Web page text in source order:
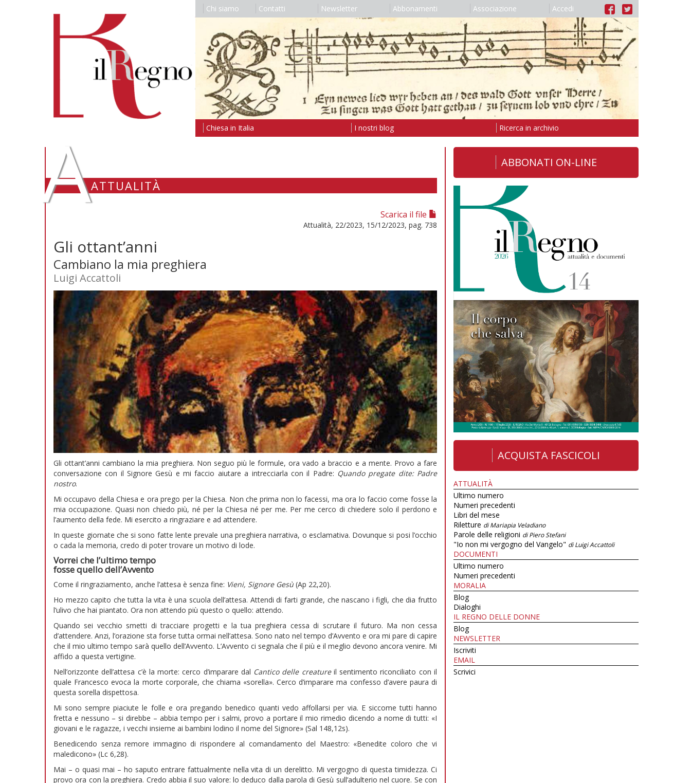
Chi siamo Contatti Newsletter Abbonamenti Associazione Accedi
Chiesa in Italia I nostri blog Ricerca in archivio
AATTUALITÀ
Scarica il file
Attualità, 22/2023, 15/12/2023, pag. 738
Gli ottant’anni
Cambiano la mia preghiera
Luigi Accattoli
Gli ottant’anni cambiano la mia preghiera. Non seguo più le formule, ora vado a braccio e a mente. Provo a fare
conversazione con il Signore Gesù e mi faccio aiutare a intrecciarla con il Padre: Quando pregate dite: Padre
nostro.
Mi occupavo della Chiesa e ora prego per la Chiesa. Non che prima non lo facessi, ma ora lo faccio come fosse la
mia occupazione. Quasi non chiedo più, né per la Chiesa né per me. Per me cerco di chiedere solo il perdono e
l’aumento della fede. Mi esercito a ringraziare e ad attendere.
In queste giornate che si sono fatte lente prevale una preghiera narrativa, o esclamativa. Dovunque si posi l’occhio
o cada la memoria, credo di poter trovare un motivo di lode.
Vorrei che l’ultimo tempo
fosse quello dell’Avvento
Come il ringraziamento, anche l’attesa è senza fine: Vieni, Signore Gesù (Ap 22,20).
Ho mezzo capito che tutta la vita è una scuola dell’attesa. Attendi di farti grande, che nascano i figli, che dia frutto
l’ulivo che hai piantato. Ora non attendo più questo o quello: attendo.
Quando sei vecchio smetti di tracciare progetti e la tua preghiera cessa di scrutare il futuro. Ma non cessa
d’attendere. Anzi, l’orazione sta forse tutta ormai nell’attesa. Sono nato nel tempo d’Avvento e ora mi pare di capire
che il mio ultimo tempo sarà quello dell’Avvento. L’Avvento ci segnala che il più e il meglio devono ancora venire. Mi
affido a questa vertigine.
Nell’orizzonte dell’attesa c’è la morte: cerco d’imparare dal Cantico delle creatureil sentimento riconciliato con il
quale Francesco evoca la morte corporale, che chiama «sorella». Cerco d’imparare ma confesso d’avere paura di
questa sorella dispettosa.
Mi sono sempre piaciute le folle e ora pregando benedico quanti vedo affollarsi per via. E siccome tutti hanno
fretta e nessuno – si direbbe – abbia tempo per i salmi, provo a portare il mio rimedio dicendo a nome di tutti: «I
giovani e le ragazze, i vecchi insieme ai bambini lodino il nome del Signore» (Sal 148,12s).
Benedicendo senza remore immagino di rispondere al comandamento del Maestro: «Benedite coloro che vi
maledicono» (Lc 6,28).
Mai – o quasi mai – ho saputo entrare fattualmente nella vita di un derelitto. Mi vergogno di questa timidezza. Ci
provo ora con la preghiera. Credo abbia il suo valore: lo deduco dalla parola di Gesù sull’adulterio nel cuore. Se con
ABBONATI ON-LINE
ACQUISTA FASCICOLI
ATTUALITÀ
Ultimo numero
Numeri precedenti
Libri del mese
Riletture di Mariapia Veladiano
Parole delle religioni di Piero Stefani
"Io non mi vergogno del Vangelo" di Luigi Accattoli
DOCUMENTI
Ultimo numero
Numeri precedenti
MORALIA
Blog
Dialoghi
IL REGNO DELLE DONNE
Blog
NEWSLETTER
Iscriviti
EMAIL
Scrivici